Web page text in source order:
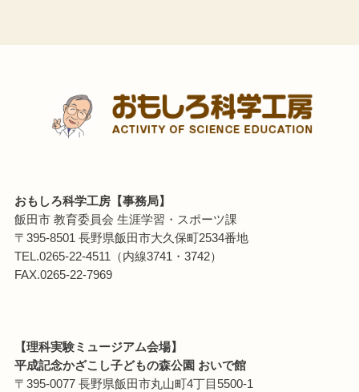
おもしろ科学工房【事務局】
飯田市 教育委員会 生涯学習・スポーツ課
〒395-8501 長野県飯田市大久保町2534番地
TEL.0265-22-4511（内線3741・3742）
FAX.0265-22-7969
【理科実験ミュージアム会場】
平成記念かざこし子どもの森公園 おいで館
〒395-0077 長野県飯田市丸山町4丁目5500-1